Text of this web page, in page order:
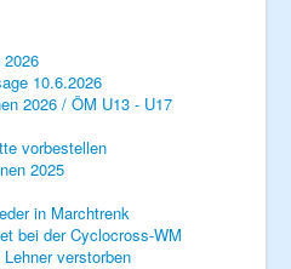
10.6.2026
2026 / ÖM U13 - U17
vorbestellen
2025
in Marchtrenk
bei der Cyclocross-WM
verstorben